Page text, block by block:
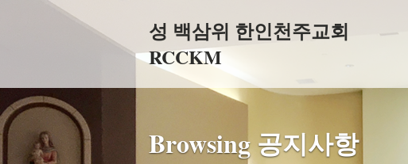
성 백삼위 한인천주교회
RCCKM
Browsing 공지사항